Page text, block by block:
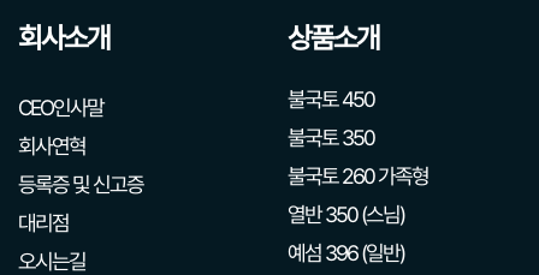
회사소개
CEO인사말
회사연혁
등록증 및 신고증
대리점
오시는길
상품소개
불국토 450
불국토 350
불국토 260 가족형
열반 350 (스님)
예섬 396 (일반)